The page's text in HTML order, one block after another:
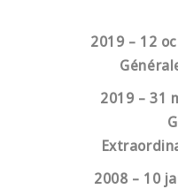
2019 – 12
2019 – 31
2008 – 10